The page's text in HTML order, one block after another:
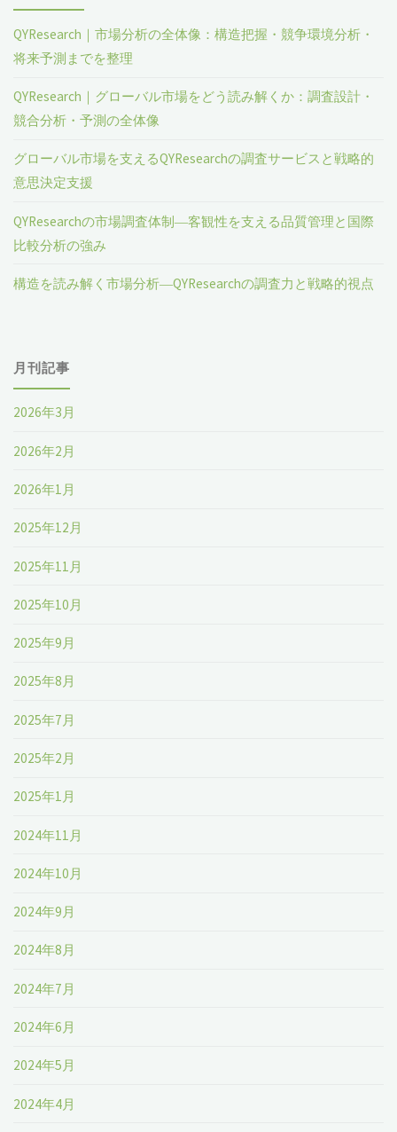
QYResearch｜市場分析の全体像：構造把握・競争環境分析・
将来予測までを整理
QYResearch｜グローバル市場をどう読み解くか：調査設計・
競合分析・予測の全体像
グローバル市場を支えるQYResearchの調査サービスと戦略的
意思決定支援
QYResearchの市場調査体制―客観性を支える品質管理と国際
比較分析の強み
構造を読み解く市場分析―QYResearchの調査力と戦略的視点
月刊記事
2026年3月
2026年2月
2026年1月
2025年12月
2025年11月
2025年10月
2025年9月
2025年8月
2025年7月
2025年2月
2025年1月
2024年11月
2024年10月
2024年9月
2024年8月
2024年7月
2024年6月
2024年5月
2024年4月